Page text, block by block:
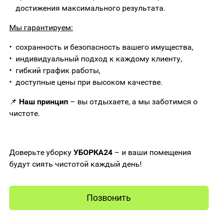
достижения максимального результата.
Мы гарантируем:
сохранность и безопасность вашего имущества,
индивидуальный подход к каждому клиенту,
гибкий график работы,
доступные цены при высоком качестве.
📌 Наш принцип– вы отдыхаете, а мы заботимся о
чистоте.
Доверьте уборку УБОРКА24– и ваши помещения
будут сиять чистотой каждый день!
Позвонить